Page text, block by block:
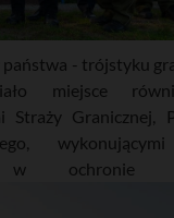
- trójstyku
miejsce
Straży Granicznej,
w ochronie